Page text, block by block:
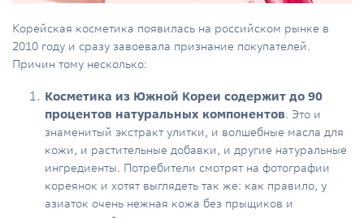
Корейская косметика появилась на российском рынке в
2010 году и сразу завоевала признание покупателей.
Причин тому несколько:
Косметика из Южной Кореи содержит до 90
процентов натуральных компонентов. Это и
знаменитый экстракт улитки, и волшебные масла для
кожи, и растительные добавки, и другие натуральные
ингредиенты. Потребители смотрят на фотографии
кореянок и хотят выглядеть так же: как правило, у
азиаток очень нежная кожа без прыщиков и